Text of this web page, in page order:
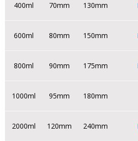
400ml 70mm 130mm
600ml 80mm 150mm
800ml 90mm 175mm
1000ml 95mm 180mm
2000ml 120mm 240mm